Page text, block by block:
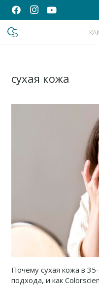
сухая кожа
Почему сухая кожа в
подхода, и как